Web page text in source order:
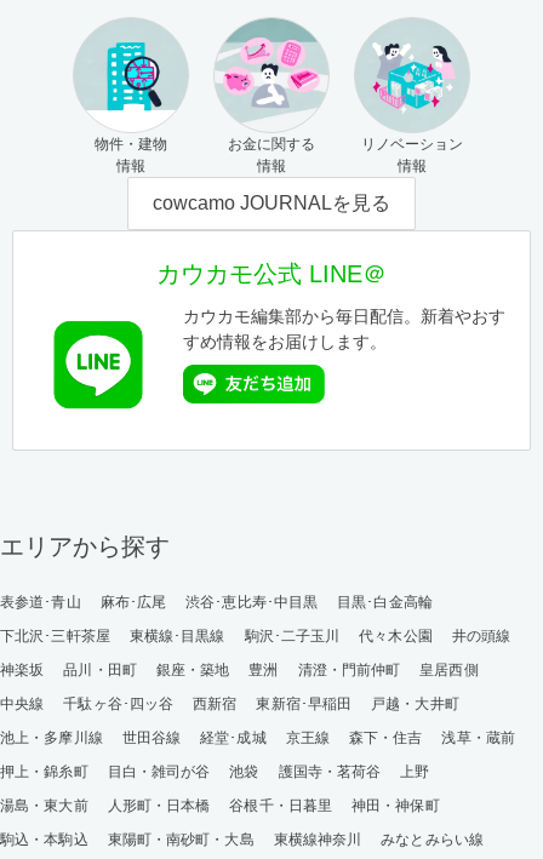
物件・建物
情報
お金に関する
情報
リノベーション
情報
cowcamo JOURNALを見る
カウカモ公式 LINE＠
カウカモ編集部から毎日配信。新着やおす
すめ情報をお届けします。
エリアから探す
表参道･青山 麻布･広尾 渋谷･恵比寿･中目黒
目黒･白金高輪
下北沢･三軒茶屋
東横線･目黒線 駒沢･二子玉川 代々木公園
井の頭線
神楽坂
品川・田町 銀座・築地 豊洲 清澄・門前仲町
皇居西側
中央線
千駄ヶ谷･四ッ谷 西新宿 東新宿･早稲田
戸越・大井町
池上・多摩川線
世田谷線 経堂･成城 京王線 森下・住吉
浅草・蔵前
押上・錦糸町
目白・雑司が谷 池袋 護国寺・茗荷谷
上野
湯島・東大前
人形町・日本橋 谷根千・日暮里
神田・神保町
駒込・本駒込
東陽町・南砂町・大島 東横線神奈川
みなとみらい線